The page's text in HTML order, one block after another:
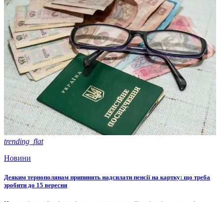
trending_flat
Новини
Деяким тернополянам припинять надсилати пенсії на картку: що треба
зробити до 15 вересня